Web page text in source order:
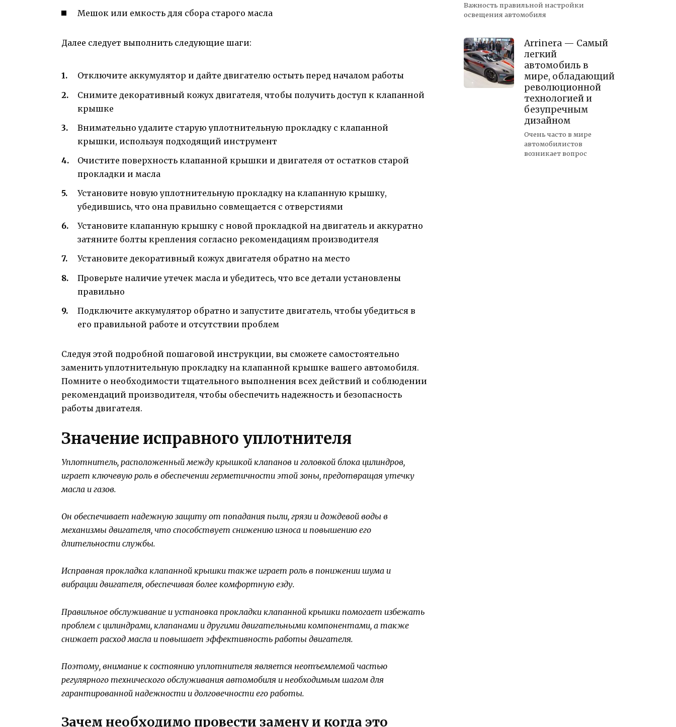
Мешок или емкость для сбора старого масла
Далее следует выполнить следующие шаги:
Отключите аккумулятор и дайте двигателю остыть перед началом работы
Снимите декоративный кожух двигателя, чтобы получить доступ к клапанной
крышке
Внимательно удалите старую уплотнительную прокладку с клапанной
крышки, используя подходящий инструмент
Очистите поверхность клапанной крышки и двигателя от остатков старой
прокладки и масла
Установите новую уплотнительную прокладку на клапанную крышку,
убедившись, что она правильно совмещается с отверстиями
Установите клапанную крышку с новой прокладкой на двигатель и аккуратно
затяните болты крепления согласно рекомендациям производителя
Установите декоративный кожух двигателя обратно на место
Проверьте наличие утечек масла и убедитесь, что все детали установлены
правильно
Подключите аккумулятор обратно и запустите двигатель, чтобы убедиться в
его правильной работе и отсутствии проблем
Следуя этой подробной пошаговой инструкции, вы сможете самостоятельно
заменить уплотнительную прокладку на клапанной крышке вашего автомобиля.
Помните о необходимости тщательного выполнения всех действий и соблюдении
рекомендаций производителя, чтобы обеспечить надежность и безопасность
работы двигателя.
Значение исправного уплотнителя
Уплотнитель, расположенный между крышкой клапанов и головкой блока цилиндров,
играет ключевую роль в обеспечении герметичности этой зоны, предотвращая утечку
масла и газов.
Он обеспечивает надежную защиту от попадания пыли, грязи и дождевой воды в
механизмы двигателя, что способствует снижению износа и повышению его
длительности службы.
Исправная прокладка клапанной крышки также играет роль в понижении шума и
вибрации двигателя, обеспечивая более комфортную езду.
Правильное обслуживание и установка прокладки клапанной крышки помогает избежать
проблем с цилиндрами, клапанами и другими двигательными компонентами, а также
снижает расход масла и повышает эффективность работы двигателя.
Поэтому, внимание к состоянию уплотнителя является неотъемлемой частью
регулярного технического обслуживания автомобиля и необходимым шагом для
гарантированной надежности и долговечности его работы.
Зачем необходимо провести замену и когда это
Важность правильной настройки
освещения автомобиля
Arrinera — Самый
легкий
автомобиль в
мире, обладающий
революционной
технологией и
безупречным
дизайном
Очень часто в мире
автомобилистов
возникает вопрос